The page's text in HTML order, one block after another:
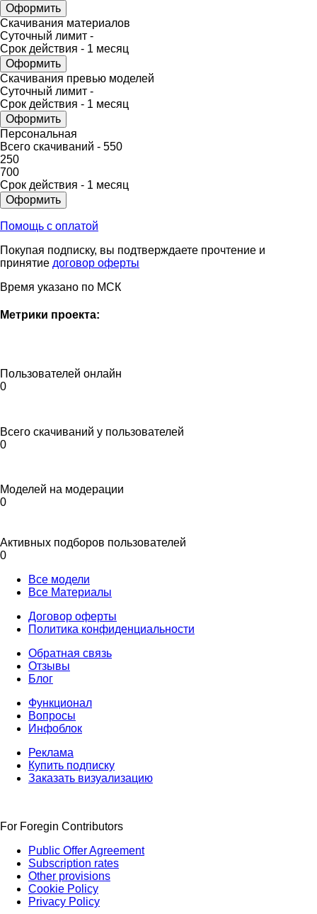
Оформить
Скачивания материалов
Суточный лимит -
Срок действия - 1 месяц
Оформить
Скачивания превью моделей
Суточный лимит -
Срок действия - 1 месяц
Оформить
Персональная
Всего скачиваний - 550
250
700
Срок действия - 1 месяц
Оформить
Помощь с оплатой
Покупая подписку, вы подтверждаете прочтение и
принятие договор оферты
Время указано по МСК
Метрики проекта:
Пользователей онлайн
0
Всего скачиваний у пользователей
0
Моделей на модерации
0
Активных подборов пользователей
0
Все модели
Все Материалы
Договор оферты
Политика конфиденциальности
Обратная связь
Отзывы
Блог
Функционал
Вопросы
Инфоблок
Реклама
Купить подписку
Заказать визуализацию
For Foregin Contributors
Public Offer Agreement
Subscription rates
Other provisions
Cookie Policy
Privacy Policy